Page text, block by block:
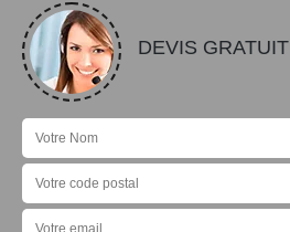
DEVIS GRATUIT